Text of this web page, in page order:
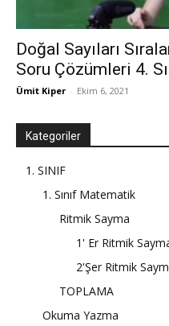
Doğal Sayıları
Soru Çözümleri 4.
Ümit Kiper - Ekim 6, 2021
Kategoriler
1. SINIF
1. Sınıf Matematik
Ritmik Sayma
1' Er Ritmik
2'Şer Ritmik
TOPLAMA
Okuma Yazma